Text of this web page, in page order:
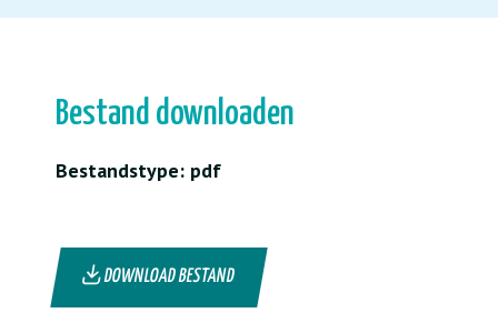
Bestand downloaden
Bestandstype: pdf
DOWNLOAD BESTAND